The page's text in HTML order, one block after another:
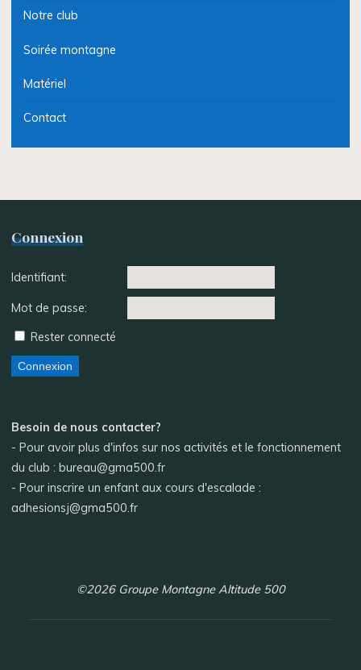
Notre club
Soirée montagne
Matériel
Contact
Connexion
Identifiant:
Mot de passe:
Rester connecté
Connexion
Besoin de nous contacter?
- Pour avoir plus d'infos sur nos activités et le fonctionnement
du club : bureau@gma500.fr
- Pour inscrire un enfant aux cours d'escalade :
adhesionsj@gma500.fr
©2026 Groupe Montagne Altitude 500